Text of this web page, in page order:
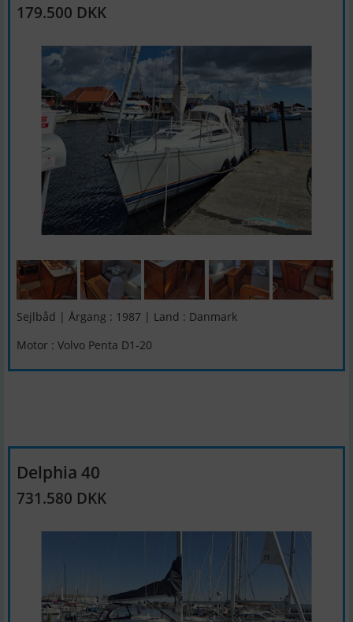
179.500 DKK
Sejlbåd | Årgang : 1987 | Land : Danmark
Motor : Volvo Penta D1-20
Delphia 40
731.580 DKK